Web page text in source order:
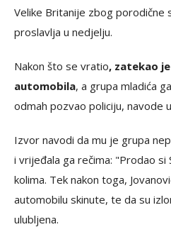
Velike Britanije zbog porodične
proslavlja u nedjelju.
Nakon što se vratio, zatekao
automobila, a grupa mladića
odmah pozvao policiju, navode
Izvor navodi da mu je grupa
i vrijeđala ga rečima: "Prodao si
kolima. Tek nakon toga,
automobilu skinute, te da su
ulubljena.